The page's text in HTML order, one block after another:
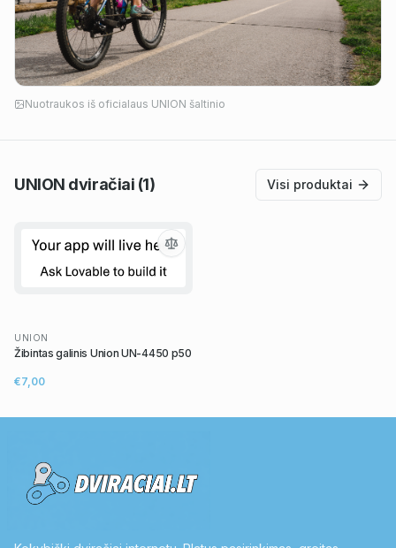
Nuotraukos iš oficialaus UNION šaltinio
UNION dviračiai (1) Visi produktai
UNION
Žibintas galinis Union UN-4450 p50
€7,00